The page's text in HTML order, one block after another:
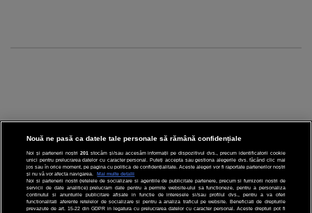
CINEMA
DIVERTISMENT
Nouă ne pasă ca datele tale personale să rămână confidențiale
Noi și partenerii noștri 201 stocăm și/sau accesăm informații pe dispozitivul dvs., precum identificatorii cookie
unici pentru prelucrarea datelor cu caracter personal. Puteți accepta sau gestiona alegerile dvs. făcând clic mai
jos sau în orice moment, pe pagina cu politica de confidențialitate. Aceste alegeri vor fi raportate partenerilor noștri
și nu vă vor afecta navigarea.
Mai multe detalii
Noi si partenerii nostri (retelele de socializare si agentiile de publicitate partenere, precum si furnizorii nostri de
servicii de date analitice) prelucram date pentru a permite website-ului sa functioneze, pentru a personaliza
continutul si anunturile publicitare afisate in functie de interesele si/sau profilul dvs., pentru a va oferi
functionalitati aferente retelelor de socializare si pentru a analiza traficul pe website. Beneficiati de drepturile
prevazute de art. 15-22 din GDPR in legatura cu prelucrarea datelor cu caracter personal. Aceste drepturi pot fi